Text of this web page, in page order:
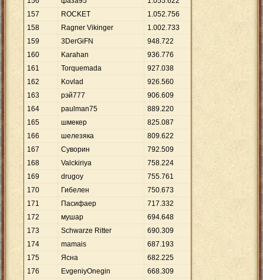
157
ROCKET 1.052.756
158
Ragner Vikinger 1.002.733
159
3DerGiFN 948.722
160
Karahan 936.776
161
Torquemada 927.038
162
Kovlad 926.560
163
рэй777 906.609
164
paulman75 889.220
165
шмекер 825.087
166
шелезяка 809.622
167
Суворин 792.509
168
Valckiriya 758.224
169
drugoy 755.761
170
Гибелен 750.673
171
Пасифаер 717.332
172
мушар 694.648
173
Schwarze Ritter 690.309
174
mamais 687.193
175
Ясна 682.225
176
EvgeniyOnegin 668.309